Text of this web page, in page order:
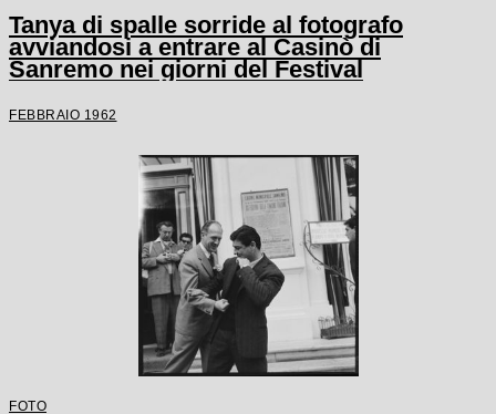
Tanya di spalle sorride al fotografo
avviandosi a entrare al Casinò di
Sanremo nei giorni del Festival
FEBBRAIO 1962
FOTO